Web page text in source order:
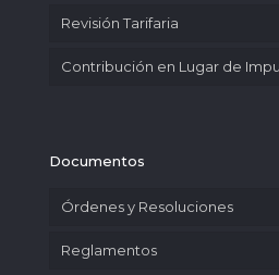
Revisión Tarifaria
Contribución en Lugar de
Documentos
Órdenes y Resoluciones
Reglamentos